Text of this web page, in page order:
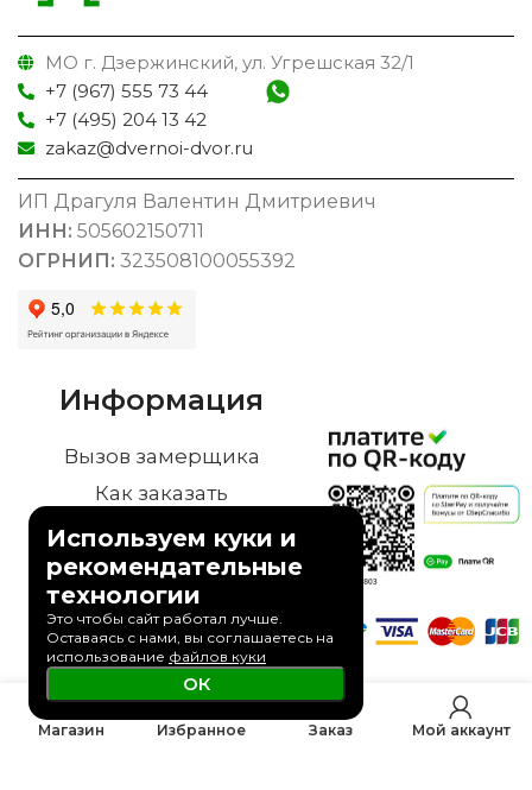
МО г. Дзержинский, ул. Угрешская 32/1
+7 (967) 555 73 44
+7 (495) 204 13 42
zakaz@dvernoi-dvor.ru
ИП Драгуля Валентин Дмитриевич
ИНН: 505602150711
ОГРНИП: 323508100055392
Информация
Вызов замерщика
Как заказать
Гарантия
Доставка
Оплата
Контакты
Установка
© 2023 Дверной Двор
Магазин Избранное
0
Заказ Мой аккаунт
Используем куки и
рекомендательные
технологии
Это чтобы сайт работал лучше.
Оставаясь с нами, вы соглашаетесь на
использование файлов куки
ОК